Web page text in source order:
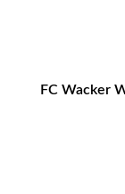
FC Wacker